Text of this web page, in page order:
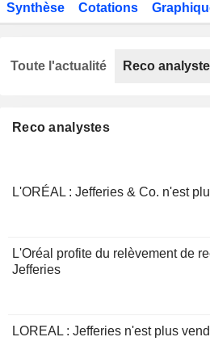
Synthèse Cotations
Reco analystes
L'ORÉAL : Jefferies & Co. n'est
L'Oréal profite du relèvement de
Jefferies
LOREAL : Jefferies n'est plus
Toute l'actualité Reco